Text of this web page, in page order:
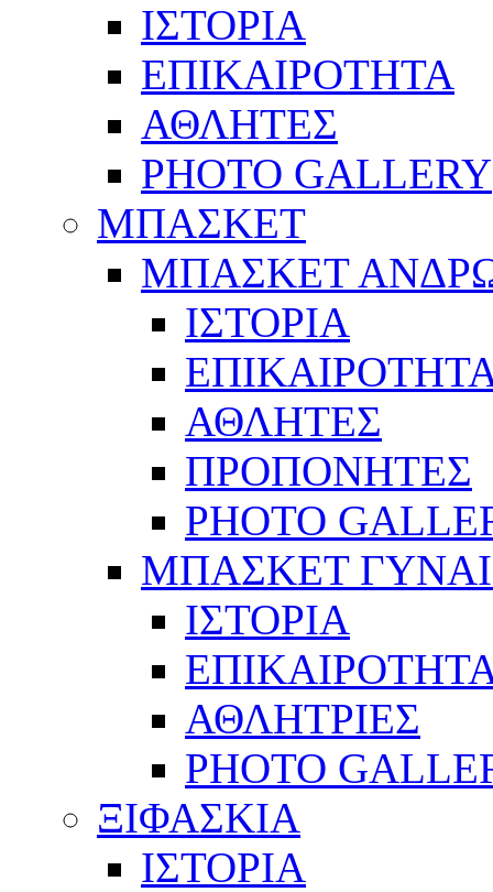
ΙΣΤΟΡΙΑ
ΕΠΙΚΑΙΡΟΤΗΤΑ
ΑΘΛΗΤΕΣ
PHOTO GALLERY
ΜΠΑΣΚΕΤ
ΜΠΑΣΚΕΤ
ΙΣΤΟΡΙΑ
ΑΘΛΗΤΕΣ
ΠΡΟΠΟΝΗΤΕΣ
PHOTO
ΜΠΑΣΚΕΤ
ΙΣΤΟΡΙΑ
ΑΘΛΗΤΡΙΕΣ
PHOTO
ΞΙΦΑΣΚΙΑ
ΙΣΤΟΡΙΑ